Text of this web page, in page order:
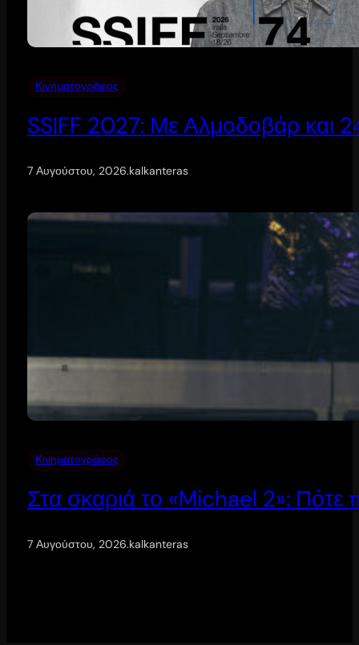
Κινηματογράφος
SSIFF 2027: Με Αλμοδοβάρ και 24
7 Αυγούστου, 2026.kalkanteras
Κινηματογράφος
Στα σκαριά το «Michael 2»: Πότε
7 Αυγούστου, 2026.kalkanteras